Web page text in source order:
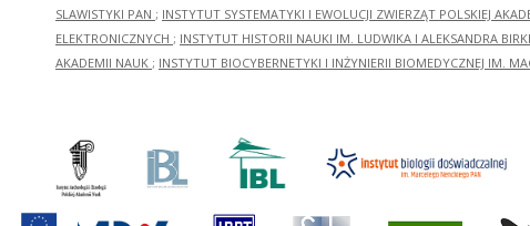
SLAWISTYKI PAN ; INSTYTUT SYSTEMATYKI I EWOLUCJI ZWIERZĄT POLSKIEJ
ELEKTRONICZNYCH ; INSTYTUT HISTORII NAUKI IM. LUDWIKA I ALEKSANDRA
AKADEMII NAUK ; INSTYTUT BIOCYBERNETYKI I INŻYNIERII BIOMEDYCZNEJ IM.